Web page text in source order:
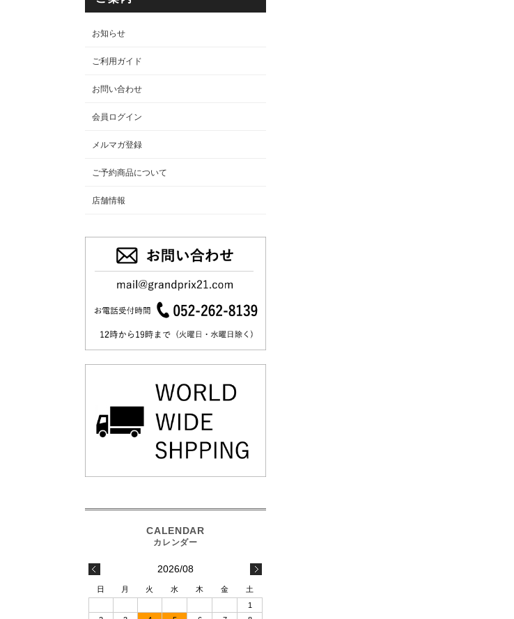
お知らせ
ご利用ガイド
お問い合わせ
会員ログイン
メルマガ登録
ご予約商品について
店舗情報
2026/08
日 月 火 水 木 金
土
1